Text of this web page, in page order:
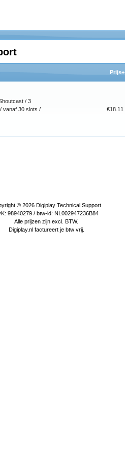
Prijs+
/ 3
vanaf 30 slots /
€18.11
© 2026 Digiplay Technical Support
98940279 / btw-id: NL002947236B84
Alle prijzen zijn excl. BTW.
Digiplay.nl factureert je btw vrij.